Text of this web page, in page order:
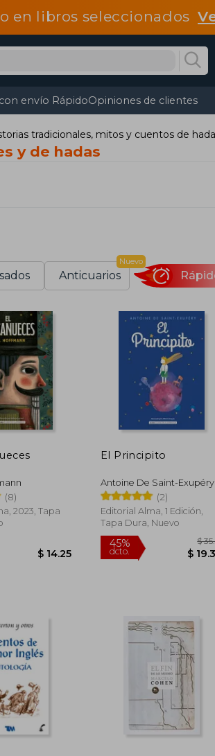
en libros seleccionados
envío RápidoOpiniones de clientes
tradicionales, mitos y cuentos de
y de hadas
Anticuarios
Nuevo
(8)
2023, Tapa
El Principito
Antoine De Saint-Exupéry
(2)
Editorial Alma, 1 Edición,
Tapa Dura, Nuevo